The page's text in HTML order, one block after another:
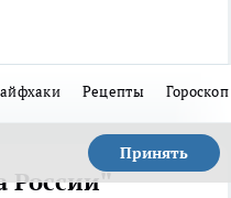
Рецепты Гороскоп
Принять
России"